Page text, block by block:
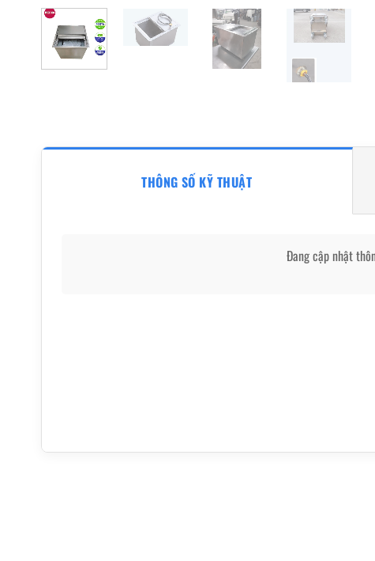
THÔNG SỐ KỸ THUẬT
Đang cập nhật